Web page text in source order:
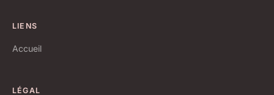
LIENS
Accueil
LÉGAL